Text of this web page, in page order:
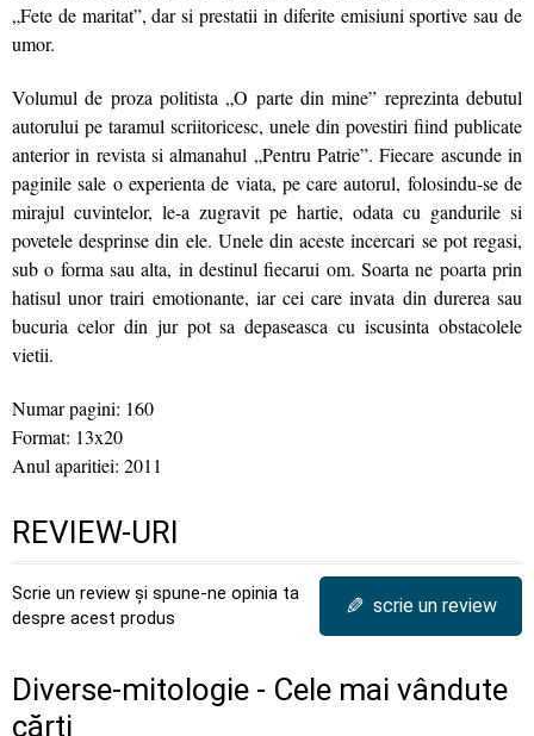
„Fete de maritat”, dar si prestatii in diferite emisiuni sportive sau de
umor.
Volumul de proza politista „O parte din mine” reprezinta debutul
autorului pe taramul scriitoricesc, unele din povestiri fiind publicate
anterior in revista si almanahul „Pentru Patrie”. Fiecare ascunde in
paginile sale o experienta de viata, pe care autorul, folosindu-se de
mirajul cuvintelor, le-a zugravit pe hartie, odata cu gandurile si
povetele desprinse din ele. Unele din aceste incercari se pot regasi,
sub o forma sau alta, in destinul fiecarui om. Soarta ne poarta prin
hatisul unor trairi emotionante, iar cei care invata din durerea sau
bucuria celor din jur pot sa depaseasca cu iscusinta obstacolele
vietii.
Numar pagini: 160
Format: 13x20
Anul aparitiei: 2011
REVIEW-URI
Scrie un review și spune-ne opinia ta
despre acest produs
✎ scrie un review
Diverse-mitologie - Cele mai vândute
cărți